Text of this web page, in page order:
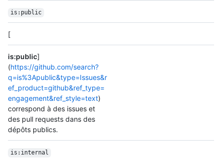
is:public
[
is:public]
(https://github.com/search?
q=is%3Apublic&type=Issues&r
ef_product=github&ref_type=
engagement&ref_style=text)
correspond à des issues et
des pull requests dans des
dépôts publics.
is:internal